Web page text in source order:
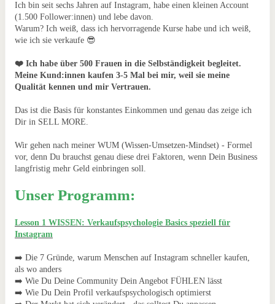
Ich bin seit sechs Jahren auf Instagram, habe einen kleinen Account
(1.500 Follower:innen) und lebe davon.
Warum? Ich weiß, dass ich hervorragende Kurse habe und ich weiß,
wie ich sie verkaufe 😎
❤️ Ich habe über 500 Frauen in die Selbständigkeit begleitet.
Meine Kund:innen kaufen 3-5 Mal bei mir, weil sie meine
Qualität kennen und mir Vertrauen.
Das ist die Basis für konstantes Einkommen und genau das zeige ich
Dir in SELL MORE.
Wir gehen nach meiner WUM (Wissen-Umsetzen-Mindset) - Formel
vor, denn Du brauchst genau diese drei Faktoren, wenn Dein Business
langfristig mehr Geld einbringen soll.
Unser Programm:
Lesson 1 WISSEN: Verkaufspsychologie Basics speziell für
Instagram
➡️ Die 7 Gründe, warum Menschen auf Instagram schneller kaufen,
als wo anders
➡️ Wie Du Deine Community Dein Angebot FÜHLEN lässt
➡️ Wie Du Dein Profil verkaufspsychologisch optimierst